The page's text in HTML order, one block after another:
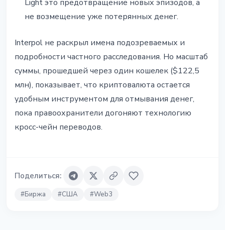
Light это предотвращение новых эпизодов, а
не возмещение уже потерянных денег.
Interpol не раскрыл имена подозреваемых и
подробности частного расследования. Но масштаб
суммы, прошедшей через один кошелек ($122,5
млн), показывает, что криптовалюта остается
удобным инструментом для отмывания денег,
пока правоохранители догоняют технологию
кросс-чейн переводов.
Поделиться:
#Биржа #США #Web3